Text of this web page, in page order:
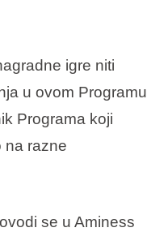
igre niti
u ovom Programu
Programa koji
na razne
se u Aminess